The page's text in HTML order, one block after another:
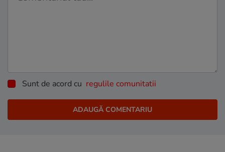
Sunt de acord cu regulile comunitatii